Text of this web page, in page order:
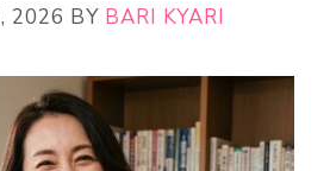
2026 BY BARI KYARI